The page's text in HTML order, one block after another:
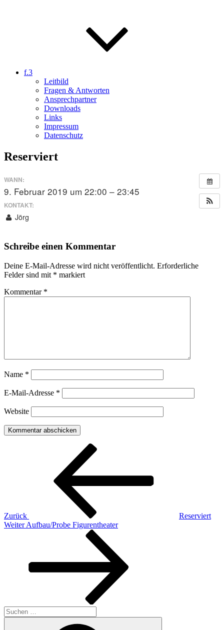
f.3
Leitbild
Fragen & Antworten
Ansprechpartner
Downloads
Links
Impressum
Datenschutz
Reserviert
WANN:
9. Februar 2019 um 22:00 – 23:45
KONTAKT:
Jörg
Schreibe einen Kommentar
Deine E-Mail-Adresse wird nicht veröffentlicht. Erforderliche
Felder sind mit * markiert
Kommentar *
Name *
E-Mail-Adresse *
Website
Beitragsnavigation
Zurück
Reserviert
Nächster
Weiter Aufbau/Probe Figurentheater
Suchen
nach: